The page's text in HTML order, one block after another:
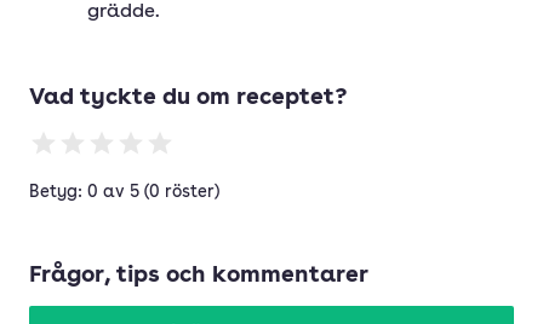
grädde.
Vad tyckte du om receptet?
Betyg: 0 av 5 (0 röster)
Frågor, tips och kommentarer